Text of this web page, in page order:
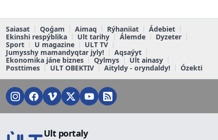
Saiasat Qoǵam Aimaq Rýhaniiat
Ádebiet
Ekinshi respýblika
Ult tarihy Álemde
Dyzeter
Sport
U magazine
ULT TV
Jumysshy mamandyqtar jyly!
Aqsaýyt
Ekonomika jáne biznes
Qylmys
Ult ainasy
Posttimes
ULT OBEKTIV Aityldy - oryndaldy! Ózekti
Ult portaly